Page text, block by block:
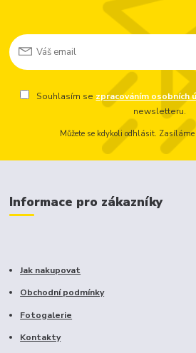
Souhlasím se zpracováním osobních
newsletteru.
Můžete se kdykoli odhlásit.
Informace pro zákazníky
Jak nakupovat
Obchodní podmínky
Fotogalerie
Kontakty